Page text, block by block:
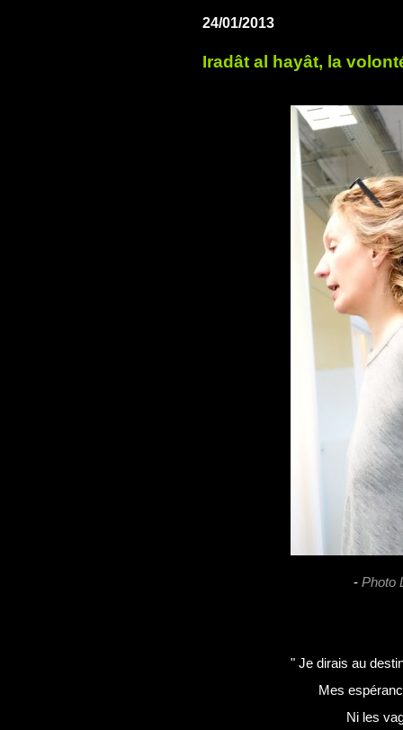
24/01/2013
Iradât al hayât, la
- Photo
" Je dirais au
Mes
Ni les